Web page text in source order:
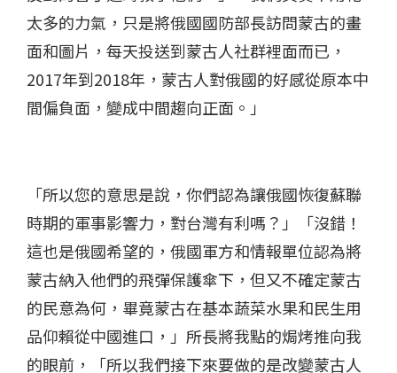
太多的力氣，只是將俄國國防部長訪問蒙古的畫
面和圖片，每天投送到蒙古人社群裡面而已，
2017年到2018年，蒙古人對俄國的好感從原本中
間偏負面，變成中間趨向正面。」
「所以您的意思是說，你們認為讓俄國恢復蘇聯
時期的軍事影響力，對台灣有利嗎？」「沒錯！
這也是俄國希望的，俄國軍方和情報單位認為將
蒙古納入他們的飛彈保護傘下，但又不確定蒙古
的民意為何，畢竟蒙古在基本蔬菜水果和民生用
品仰賴從中國進口，」所長將我點的焗烤推向我
的眼前，「所以我們接下來要做的是改變蒙古人